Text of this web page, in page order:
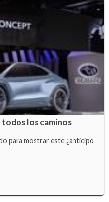
los caminos
para mostrar este ¿anticipo